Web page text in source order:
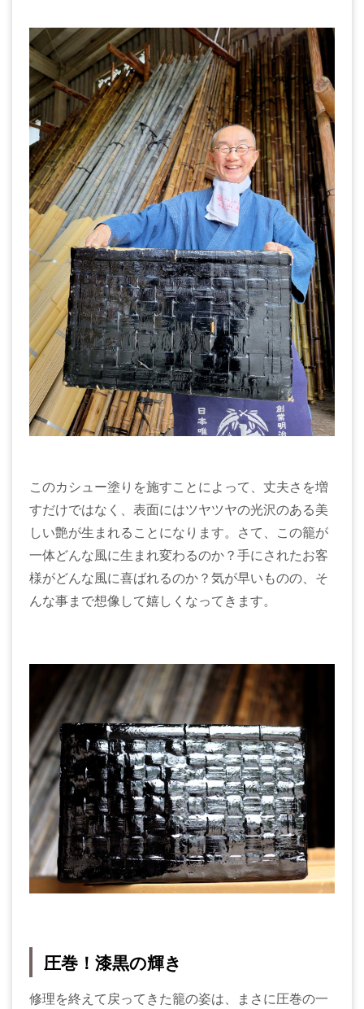
このカシュー塗りを施すことによって、丈夫さを増
すだけではなく、表面にはツヤツヤの光沢のある美
しい艶が生まれることになります。さて、この籠が
一体どんな風に生まれ変わるのか？手にされたお客
様がどんな風に喜ばれるのか？気が早いものの、そ
んな事まで想像して嬉しくなってきます。
圧巻！漆黒の輝き
修理を終えて戻ってきた籠の姿は、まさに圧巻の一